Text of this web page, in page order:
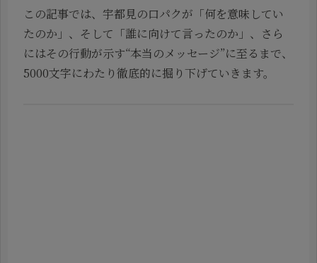
この記事では、宇都見の口パクが「何を意味してい
たのか」、そして「誰に向けて言ったのか」、さら
にはその行動が示す“本当のメッセージ”に至るまで、
5000文字にわたり徹底的に掘り下げていきます。